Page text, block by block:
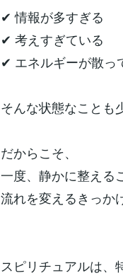
✔ 情報が多すぎる
✔ 考えすぎている
✔ エネルギーが散っ
そんな状態なことも
だからこそ、
一度、静かに整える
流れを変えるきっか
スピリチュアルは、